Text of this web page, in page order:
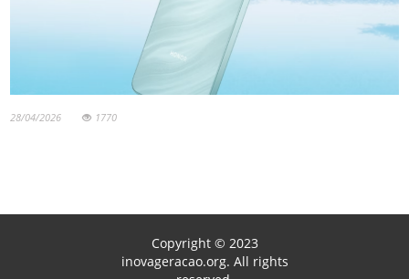
28/04/2026 1770
Copyright © 2023
inovageracao.org. All rights